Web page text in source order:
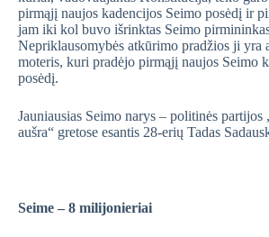
pirmąjį naujos kadencijos Seimo posėdį ir
jam iki kol buvo išrinktas Seimo
Nepriklausomybės atkūrimo pradžios ji yra
moteris, kuri pradėjo pirmąjį naujos Seimo
posėdį.
Jauniausias Seimo narys – politinės partijos
aušra“ gretose esantis 28-erių Tadas
Seime – 8 milijonieriai